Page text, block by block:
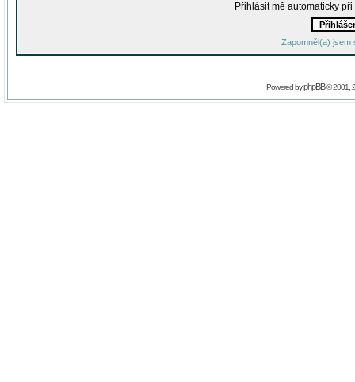
Přihlásit mě automaticky
Zapomněl(a) jsem
Powered byphpBB© 2001,